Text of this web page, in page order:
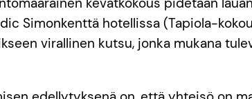
Simonkenttä hotellissa (Tapiola-
virallinen kutsu, jonka mukana